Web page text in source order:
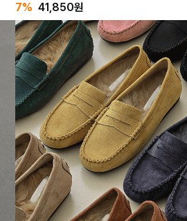
7% 41,850원